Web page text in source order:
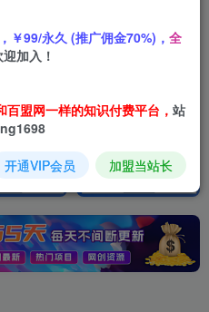
￥99/永久 (推广佣金70%)， 全
加入！
盟网一样的知识付费平台， 站
开通VIP会员 加盟当站长